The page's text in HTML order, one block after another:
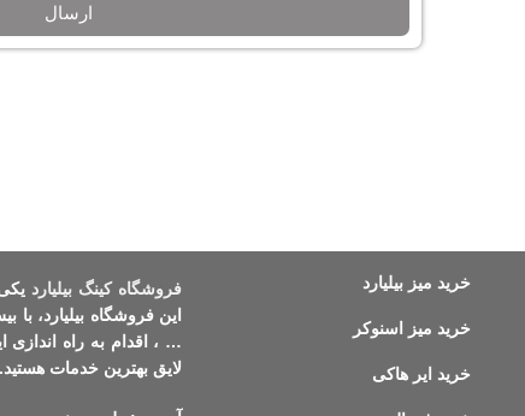
ارسال
خرید میز بیلیارد
خرید میز اسنوکر
خرید ایر هاکی
فروشگاه کینگ بیلیارد
این فروشگاه بیلیارد،
… ، اقدام به راه اندازی
لایق بهترین خدمات هستید.